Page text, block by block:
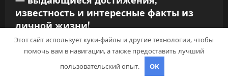
и
с
известность и интересные факты из
личной жизни!
pristroykin_ 17 марта 2022 0
Uncategorised
Этот сайт использует куки-файлы и другие технологии, чтобы
помочь вам в навигации, а также предоставить лучший
пользовательский опыт.
OK